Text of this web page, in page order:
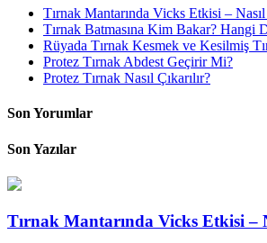
Tırnak Mantarında Vicks Etkisi –
Tırnak Batmasına Kim Bakar? Hangi
Rüyada Tırnak Kesmek ve Kesilmiş
Protez Tırnak Abdest Geçirir Mi?
Protez Tırnak Nasıl Çıkarılır?
Son Yorumlar
Son Yazılar
Tırnak Mantarında Vicks Etkisi –